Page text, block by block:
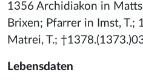
1356 Archidiakon in
Brixen; Pfarrer in Imst, T.;
Matrei, T.;
Lebensdaten